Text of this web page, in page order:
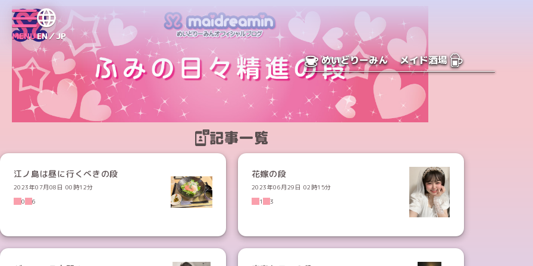
MENUEN／JP
めいどりーみん メイド酒場
記事一覧
江ノ島は昼に行くべきの段
2023年07月08日 00時12分
0
6
花嫁の段
2023年06月29日 02時15分
1
3